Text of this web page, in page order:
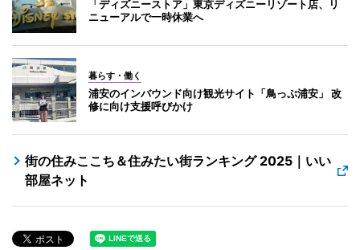
「ディズニーストア」東京ディズニーリゾート店、リ
ニューアルで一時休業へ
暮らす・働く
浦安のインバウンド向け観光サイト「鳥っぷ浦安」 改
修に向け支援呼びかけ
街の住みここち＆住みたい街ランキング 2025｜いい
部屋ネット